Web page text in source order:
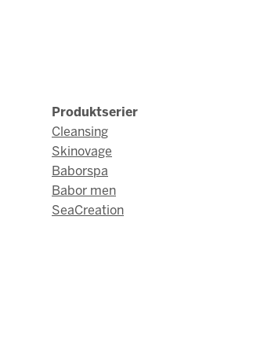
Produktserier
Cleansing
Skinovage
Baborspa
Babor men
SeaCreation